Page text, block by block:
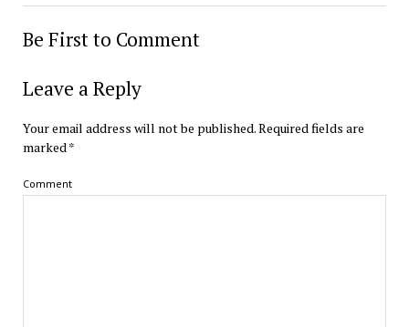
Be First to Comment
Leave a Reply
Your email address will not be published.Required fields are
marked*
Comment